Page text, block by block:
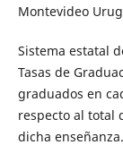
Montevideo
Sistema estatal
Tasas de
graduados en
respecto al total
dicha